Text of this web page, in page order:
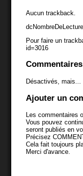
Aucun trackback.
Pour faire un
id=3016
Commentaires
Désactivés, mais...
Ajouter un
Les commentaires
Vous pouvez
seront publiés en
Précisez
Cela fait toujours
Merci d'avance.